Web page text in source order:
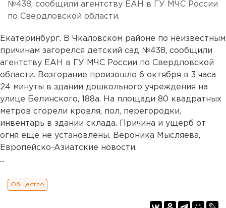
№438, сообщили агентству ЕАН в ГУ МЧС России
по Свердловской области.
Екатеринбург. В Чкаловском районе по неизвестным
причинам загорелся детский сад №438, сообщили
агентству ЕАН в ГУ МЧС России по Свердловской
области. Возгорание произошло 6 октября в 3 часа
24 минуты в здании дошкольного учреждения на
улице Белинского, 188а. На площади 80 квадратных
метров сгорели кровля, пол, перегородки,
инвентарь в здании склада. Причина и ущерб от
огня еще не установлены. Вероника Мысляева,
Европейско-Азиатские новости.
...
Общество